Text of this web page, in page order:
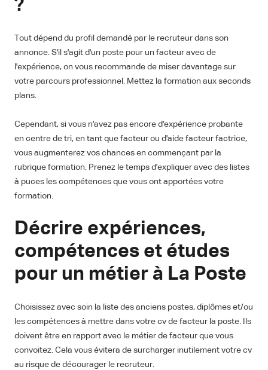
?
Tout dépend du profil demandé par le recruteur dans son
annonce. S'il s'agit d'un poste pour un facteur avec de
l'expérience, on vous recommande de miser davantage sur
votre parcours professionnel. Mettez la formation aux seconds
plans.
Cependant, si vous n'avez pas encore d'expérience probante
en centre de tri, en tant que facteur ou d'aide facteur factrice,
vous augmenterez vos chances en commençant par la
rubrique formation. Prenez le temps d'expliquer avec des listes
à puces les compétences que vous ont apportées votre
formation.
Décrire expériences,
compétences et études
pour un métier à La Poste
Choisissez avec soin la liste des anciens postes, diplômes et/ou
les compétences à mettre dans votre cv de facteur la poste. Ils
doivent être en rapport avec le métier de facteur que vous
convoitez. Cela vous évitera de surcharger inutilement votre cv
au risque de décourager le recruteur.